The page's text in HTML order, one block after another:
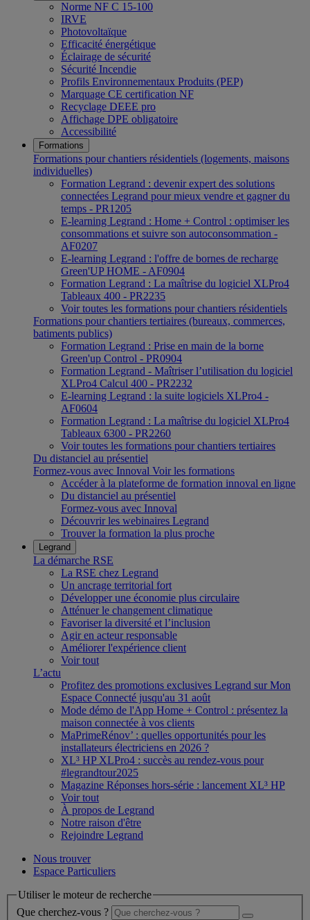
Norme NF C 15-100
IRVE
Photovoltaïque
Efficacité énergétique
Éclairage de sécurité
Sécurité Incendie
Profils Environnementaux Produits (PEP)
Marquage CE certification NF
Recyclage DEEE pro
Affichage DPE obligatoire
Accessibilité
Formations
Formations pour chantiers résidentiels (logements, maisons
individuelles)
Formation Legrand : devenir expert des solutions
connectées Legrand pour mieux vendre et gagner du
temps - PR1205
E-learning Legrand : Home + Control : optimiser les
consommations et suivre son autoconsommation -
AF0207
E-learning Legrand : l'offre de bornes de recharge
Green'UP HOME - AF0904
Formation Legrand : La maîtrise du logiciel XLPro4
Tableaux 400 - PR2235
Voir toutes les formations pour chantiers résidentiels
Formations pour chantiers tertiaires (bureaux, commerces,
batiments publics)
Formation Legrand : Prise en main de la borne
Green'up Control - PR0904
Formation Legrand - Maîtriser l’utilisation du logiciel
XLPro4 Calcul 400 - PR2232
E-learning Legrand : la suite logiciels XLPro4 -
AF0604
Formation Legrand : La maîtrise du logiciel XLPro4
Tableaux 6300 - PR2260
Voir toutes les formations pour chantiers tertiaires
Du distanciel au présentiel
Formez-vous avec Innoval Voir les formations
Accéder à la plateforme de formation innoval en ligne
Du distanciel au présentiel
Formez-vous avec Innoval
Découvrir les webinaires Legrand
Trouver la formation la plus proche
Legrand
La démarche RSE
La RSE chez Legrand
Un ancrage territorial fort
Développer une économie plus circulaire
Atténuer le changement climatique
Favoriser la diversité et l’inclusion
Agir en acteur responsable
Améliorer l'expérience client
Voir tout
L’actu
Profitez des promotions exclusives Legrand sur Mon
Espace Connecté jusqu'au 31 août
Mode démo de l'App Home + Control : présentez la
maison connectée à vos clients
MaPrimeRénov’ : quelles opportunités pour les
installateurs électriciens en 2026 ?
XL³ HP XLPro4 : succès au rendez-vous pour
#legrandtour2025
Magazine Réponses hors-série : lancement XL³ HP
Voir tout
À propos de Legrand
Notre raison d'être
Rejoindre Legrand
Nous trouver
Espace Particuliers
Utiliser le moteur de recherche
Que cherchez-vous ?